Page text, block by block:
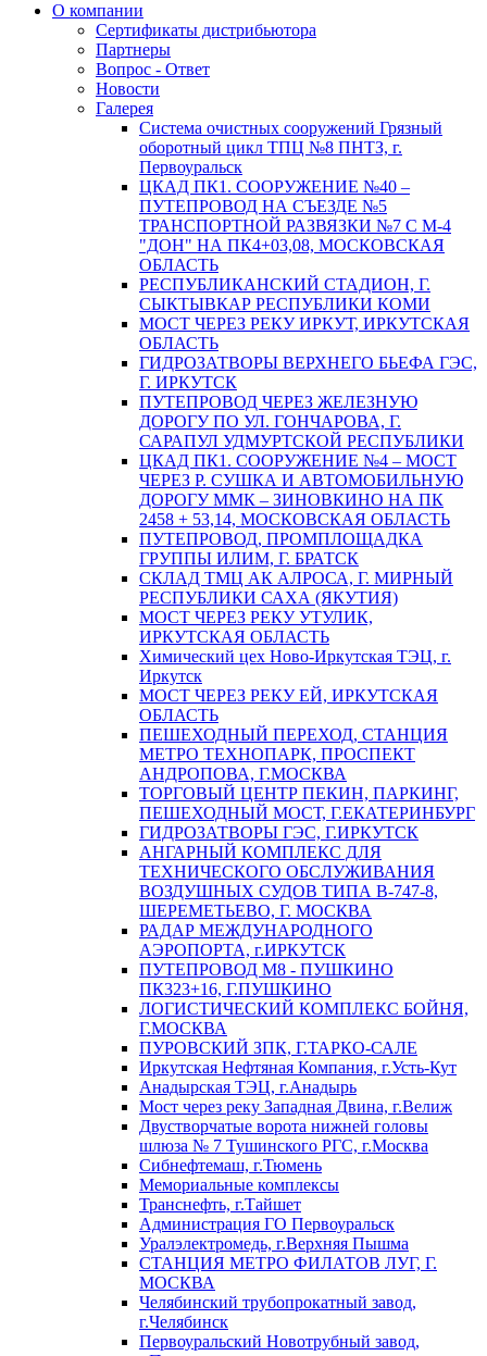
О компании
Сертификаты дистрибьютора
Партнеры
Вопрос - Ответ
Новости
Галерея
Система очистных сооружений Грязный
оборотный цикл ТПЦ №8 ПНТЗ, г.
Первоуральск
ЦКАД ПК1. СООРУЖЕНИЕ №40 –
ПУТЕПРОВОД НА СЪЕЗДЕ №5
ТРАНСПОРТНОЙ РАЗВЯЗКИ №7 С М-4
"ДОН" НА ПК4+03,08, МОСКОВСКАЯ
ОБЛАСТЬ
РЕСПУБЛИКАНСКИЙ СТАДИОН, Г.
СЫКТЫВКАР РЕСПУБЛИКИ КОМИ
МОСТ ЧЕРЕЗ РЕКУ ИРКУТ, ИРКУТСКАЯ
ОБЛАСТЬ
ГИДРОЗАТВОРЫ ВЕРХНЕГО БЬЕФА ГЭС,
Г. ИРКУТСК
ПУТЕПРОВОД ЧЕРЕЗ ЖЕЛЕЗНУЮ
ДОРОГУ ПО УЛ. ГОНЧАРОВА, Г.
САРАПУЛ УДМУРТСКОЙ РЕСПУБЛИКИ
ЦКАД ПК1. СООРУЖЕНИЕ №4 – МОСТ
ЧЕРЕЗ Р. СУШКА И АВТОМОБИЛЬНУЮ
ДОРОГУ ММК – ЗИНОВКИНО НА ПК
2458 + 53,14, МОСКОВСКАЯ ОБЛАСТЬ
ПУТЕПРОВОД, ПРОМПЛОЩАДКА
ГРУППЫ ИЛИМ, Г. БРАТСК
СКЛАД ТМЦ АК АЛРОСА, Г. МИРНЫЙ
РЕСПУБЛИКИ САХА (ЯКУТИЯ)
МОСТ ЧЕРЕЗ РЕКУ УТУЛИК,
ИРКУТСКАЯ ОБЛАСТЬ
Химический цех Ново-Иркутская ТЭЦ, г.
Иркутск
МОСТ ЧЕРЕЗ РЕКУ ЕЙ, ИРКУТСКАЯ
ОБЛАСТЬ
ПЕШЕХОДНЫЙ ПЕРЕХОД, СТАНЦИЯ
МЕТРО ТЕХНОПАРК, ПРОСПЕКТ
АНДРОПОВА, Г.МОСКВА
ТОРГОВЫЙ ЦЕНТР ПЕКИН, ПАРКИНГ,
ПЕШЕХОДНЫЙ МОСТ, Г.ЕКАТЕРИНБУРГ
ГИДРОЗАТВОРЫ ГЭС, Г.ИРКУТСК
АНГАРНЫЙ КОМПЛЕКС ДЛЯ
ТЕХНИЧЕСКОГО ОБСЛУЖИВАНИЯ
ВОЗДУШНЫХ СУДОВ ТИПА В-747-8,
ШЕРЕМЕТЬЕВО, Г. МОСКВА
РАДАР МЕЖДУНАРОДНОГО
АЭРОПОРТА, г.ИРКУТСК
ПУТЕПРОВОД М8 - ПУШКИНО
ПК323+16, Г.ПУШКИНО
ЛОГИСТИЧЕСКИЙ КОМПЛЕКС БОЙНЯ,
Г.МОСКВА
ПУРОВСКИЙ ЗПК, Г.ТАРКО-САЛЕ
Иркутская Нефтяная Компания, г.Усть-Кут
Анадырская ТЭЦ, г.Анадырь
Мост через реку Западная Двина, г.Велиж
Двустворчатые ворота нижней головы
шлюза № 7 Тушинского РГС, г.Москва
Сибнефтемаш, г.Тюмень
Мемориальные комплексы
Транснефть, г.Тайшет
Администрация ГО Первоуральск
Уралэлектромедь, г.Верхняя Пышма
СТАНЦИЯ МЕТРО ФИЛАТОВ ЛУГ, Г.
МОСКВА
Челябинский трубопрокатный завод,
г.Челябинск
Первоуральский Новотрубный завод,